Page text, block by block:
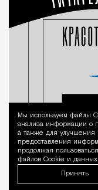
Мы используем файлы
анализа информации о
а также для улучшения
предоставления
продолжая
файлов Cookie и
Принять